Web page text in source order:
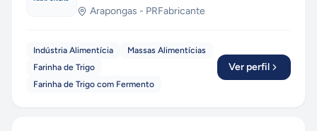
Arapongas - PRFabricante
Indústria Alimentícia
Massas Alimentícias
Farinha de Trigo
Farinha de Trigo com Fermento
Ver perfil